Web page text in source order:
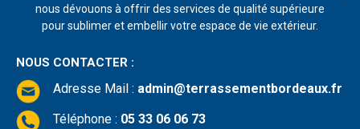
nous dévouons à offrir des services de qualité supérieure
pour sublimer et embellir votre espace de vie extérieur.
NOUS CONTACTER :
Adresse Mail : admin@terrassementbordeaux.fr
Téléphone : 05 33 06 06 73